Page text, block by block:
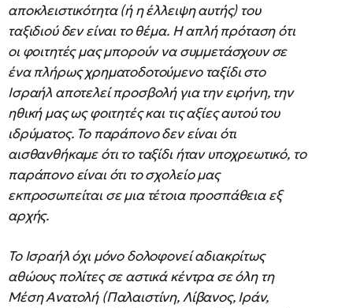
αποκλειστικότητα (ή η έλλειψη αυτής) του
ταξιδιού δεν είναι το θέμα. Η απλή πρόταση ότι
οι φοιτητές μας μπορούν να συμμετάσχουν σε
ένα πλήρως χρηματοδοτούμενο ταξίδι στο
Ισραήλ αποτελεί προσβολή για την ειρήνη, την
ηθική μας ως φοιτητές και τις αξίες αυτού του
ιδρύματος. Το παράπονο δεν είναι ότι
αισθανθήκαμε ότι το ταξίδι ήταν υποχρεωτικό, το
παράπονο είναι ότι το σχολείο μας
εκπροσωπείται σε μια τέτοια προσπάθεια εξ
αρχής.
Το Ισραήλ όχι μόνο δολοφονεί αδιακρίτως
αθώους πολίτες σε αστικά κέντρα σε όλη τη
Μέση Ανατολή (Παλαιστίνη, Λίβανος, Ιράν,